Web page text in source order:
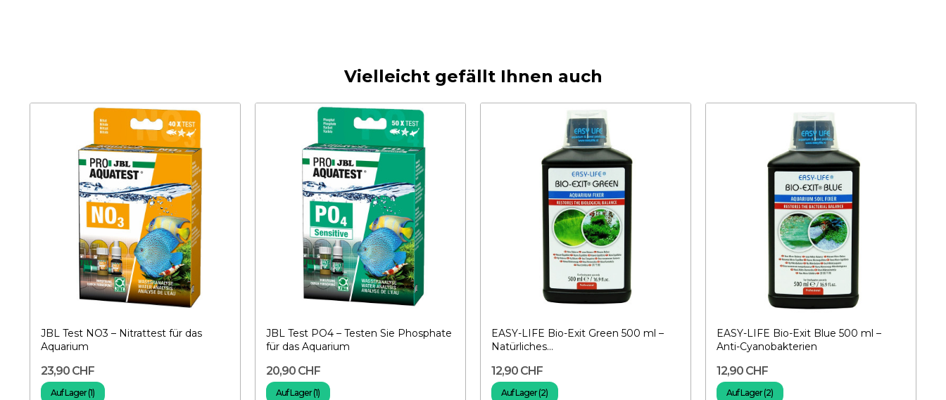
Vielleicht gefällt Ihnen auch
JBL Test NO3 – Nitrattest für das
Aquarium
23,90 CHF
Auf Lager (1)
JBL Test PO4 – Testen Sie Phosphate
für das Aquarium
20,90 CHF
Auf Lager (1)
EASY-LIFE Bio-Exit Green 500 ml –
Natürliches...
12,90 CHF
Auf Lager (2)
EASY-LIFE Bio-Exit Blue 500 ml –
Anti-Cyanobakterien
12,90 CHF
Auf Lager (2)